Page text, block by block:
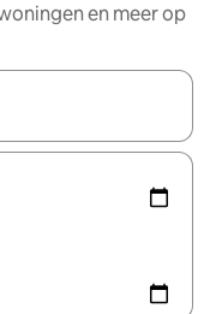
en meer op
zijn, maak je een keuze